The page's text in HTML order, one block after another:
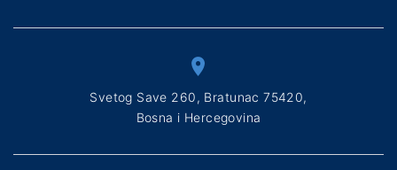
Svetog Save 260, Bratunac 75420,
Bosna i Hercegovina